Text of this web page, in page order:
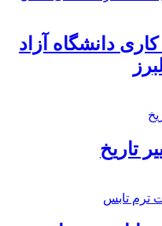
دانشگاه آزاد
تاریخ